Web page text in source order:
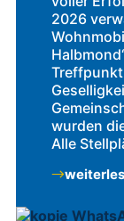
2026
wurden
Alle